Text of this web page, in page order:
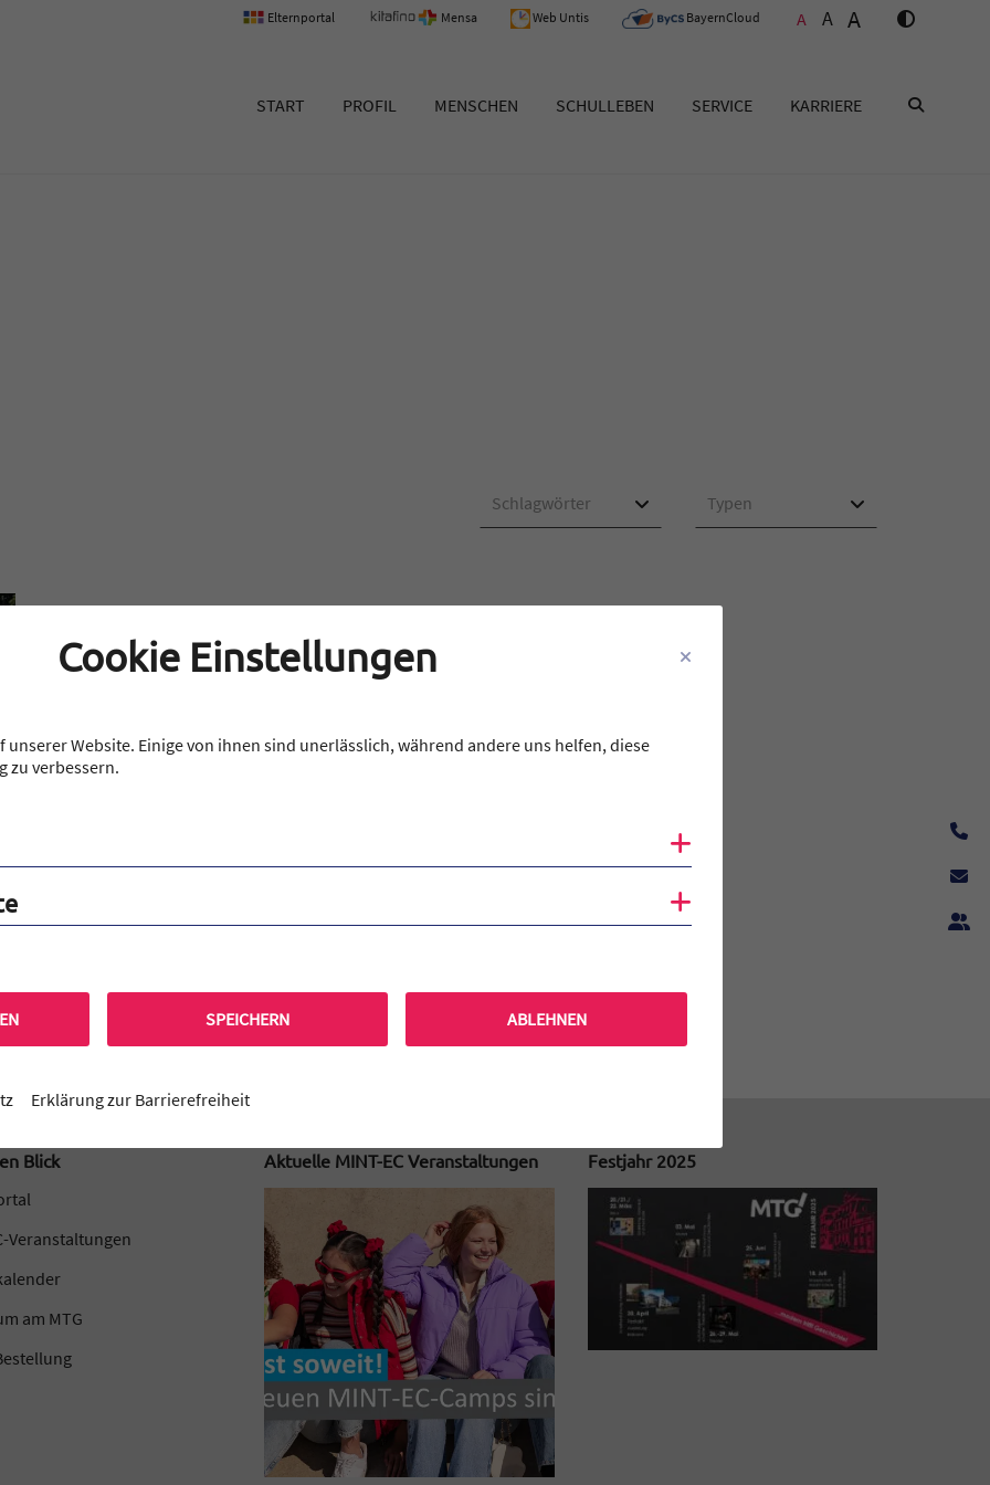
Elternportal Mensa Web Untis BayernCloud A A A
START PROFIL MENSCHEN SCHULLEBEN SERVICE KARRIERE
Schlagwörter Typen
Blick
Veranstaltungen
am MTG
Aktuelle MINT-EC Veranstaltungen Festjahr 2025
Cookie Einstellungen
unserer Website. Einige von ihnen sind unerlässlich, während andere uns helfen, diese
zu verbessern.
Cookies anzeigen
SPEICHERN ABLEHNEN
Erklärung zur Barrierefreiheit